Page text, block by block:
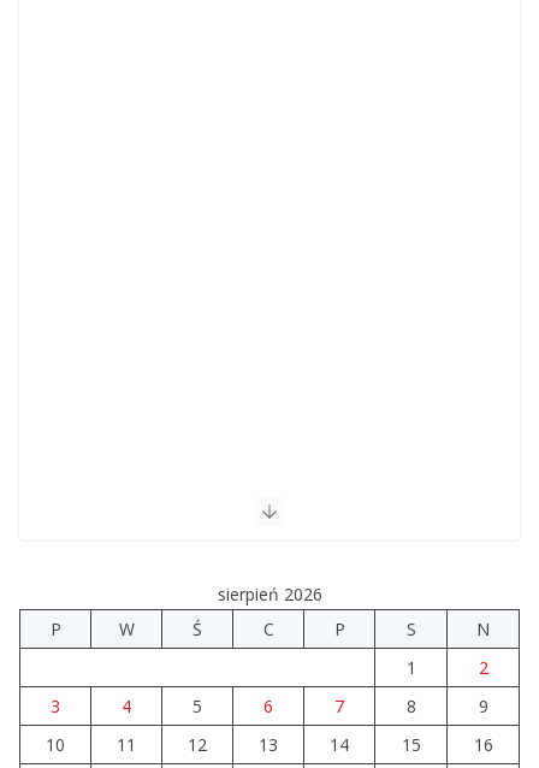
sierpień 2026
P
W Ś C P S
N
1
2
3
4 5 6 7 8
9
10
11 12 13 14 15
16